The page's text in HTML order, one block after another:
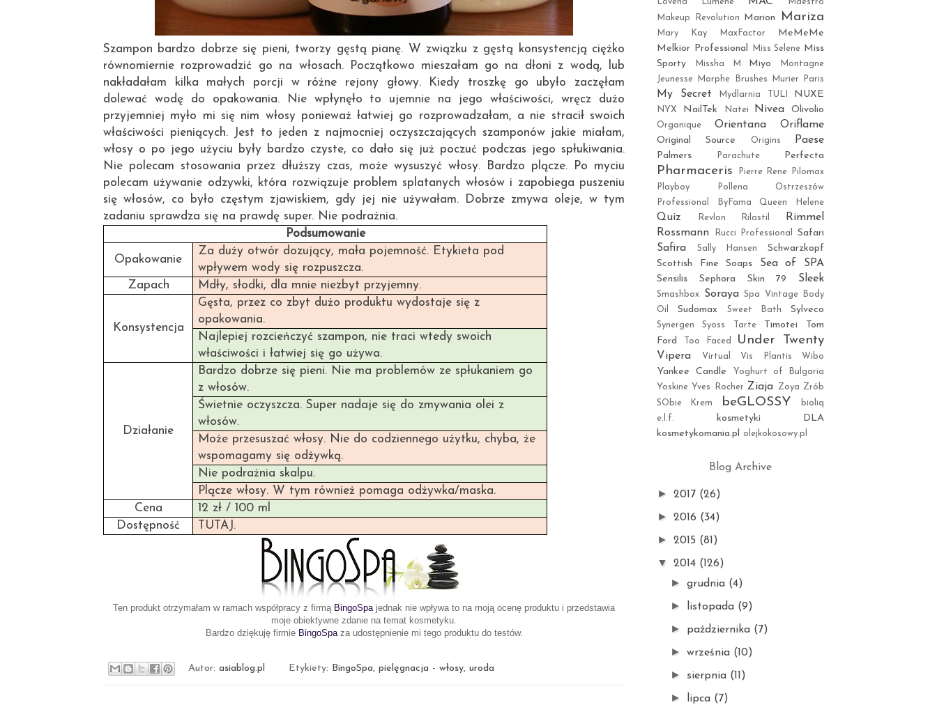
Szampon bardzo dobrze się pieni, tworzy gęstą pianę. W związku z gęstą konsystencją ciężko
równomiernie rozprowadzić go na włosach. Początkowo mieszałam go na dłoni z wodą, lub
nakładałam kilka małych porcji w różne rejony głowy. Kiedy troszkę go ubyło zaczęłam
dolewać wodę do opakowania. Nie wpłynęło to ujemnie na jego właściwości, wręcz dużo
przyjemniej myło mi się nim włosy ponieważ łatwiej go rozprowadzałam, a nie stracił swoich
właściwości pieniących. Jest to jeden z najmocniej oczyszczających szamponów jakie miałam,
włosy o po jego użyciu były bardzo czyste, co dało się już poczuć podczas jego spłukiwania.
Nie polecam stosowania przez dłuższy czas, może wysuszyć włosy. Bardzo plącze. Po myciu
polecam używanie odzywki, która rozwiązuje problem splatanych włosów i zapobiega puszeniu
się włosów, co było częstym zjawiskiem, gdy jej nie używałam. Dobrze zmywa oleje, w tym
zadaniu sprawdza się na prawdę super. Nie podrażnia.
Podsumowanie
Opakowanie
Za duży otwór dozujący, mała pojemność. Etykieta pod
wpływem wody się rozpuszcza.
Zapach
Mdły, słodki, dla mnie niezbyt przyjemny.
Konsystencja
Gęsta, przez co zbyt dużo produktu wydostaje się z
opakowania.
Najlepiej rozcieńczyć szampon, nie traci wtedy swoich
właściwości i łatwiej się go używa.
Działanie
Bardzo dobrze się pieni. Nie ma problemów ze spłukaniem go
z włosów.
Świetnie oczyszcza. Super nadaje się do zmywania olei z
włosów.
Może przesuszać włosy. Nie do codziennego użytku, chyba, że
wspomagamy się odżywką.
Nie podrażnia skalpu.
Plącze włosy. W tym również pomaga odżywka/maska.
Cena
12 zł / 100 ml
Dostępność
TUTAJ.
Ten produkt otrzymałam w ramach współpracy z firmą BingoSpajednak nie wpływa to na moją ocenę produktu i przedstawia
moje obiektywne zdanie na temat kosmetyku.
Bardzo dziękuję firmie BingoSpaza udostępnienie mi tego produktu do testów.
Autor:asiablog.pl Etykiety: BingoSpa,pielęgnacja - włosy,uroda
Makeup Revolution
Marion Mariza
Mary Kay MaxFactor
MeMeMe
Melkior Professional
Miss Selene Miss
Sporty
Missha M Miyo
Montagne
Jeunesse
Morphe Brushes Murier Paris
My Secret Mydlarnia TULI NUXE
NYX NailTek Natei Nivea Olivolio
Organique Orientana Oriflame
Original Source Origins Paese
Palmers Parachute Perfecta
Pharmaceris Pierre Rene
Pilomax
Playboy
Pollena Ostrzeszów
Professional ByFama
Queen Helene
Quiz Revlon Rilastil
Rimmel
Rossmann
Rucci Professional Safari
Safira Sally Hansen
Schwarzkopf
Scottish Fine Soaps
Sea of SPA
Sensilis Sephora Skin 79 Sleek
Smashbox Soraya Spa Vintage Body
Oil
Sudomax Sweet Bath Sylveco
Synergen Syoss Tarte Timotei
Tom
Ford
Too Faced Under Twenty
Vipera Virtual Vis Plantis Wibo
Yankee Candle
Yoghurt of Bulgaria
Yoskine Yves Rocher Ziaja Zoya Zrób
SObie Krem
beGLOSSY
bioliq
e.l.f.
kosmetyki DLA
kosmetykomania.pl olejkokosowy.pl
Blog Archive
► 2017 (26)
► 2016 (34)
► 2015 (81)
▼ 2014 (126)
►grudnia (4)
► listopada (9)
► października (7)
►września (10)
► sierpnia (11)
► lipca (7)